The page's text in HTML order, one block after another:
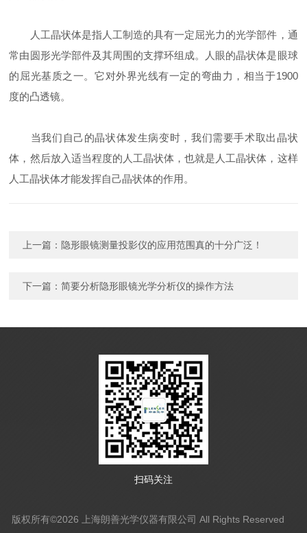
人工晶状体是指人工制造的具有一定屈光力的光学部件，通
常由圆形光学部件及其周围的支撑环组成。人眼的晶状体是眼球
的屈光基质之一。它对外界光线有一定的弯曲力，相当于1900
度的凸透镜。
当我们自己的晶状体发生病变时，我们需要手术取出晶状
体，然后放入适当程度的人工晶状体，也就是人工晶状体，这样
人工晶状体才能发挥自己晶状体的作用。
上一篇： 隐形眼镜测量投影仪的应用范围真的十分广泛！
下一篇：简要分析隐形眼镜光学分析仪的操作方法
扫码关注
版权所有©2026 上海朗善光学仪器有限公司 All Rights Reserved